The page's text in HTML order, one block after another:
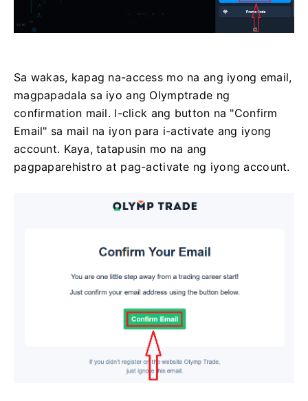
Sa wakas, kapag na-access mo na ang iyong email,
magpapadala sa iyo ang Olymptrade ng
confirmation mail. I-click ang button na "Confirm
Email" sa mail na iyon para i-activate ang iyong
account. Kaya, tatapusin mo na ang
pagpaparehistro at pag-activate ng iyong account.